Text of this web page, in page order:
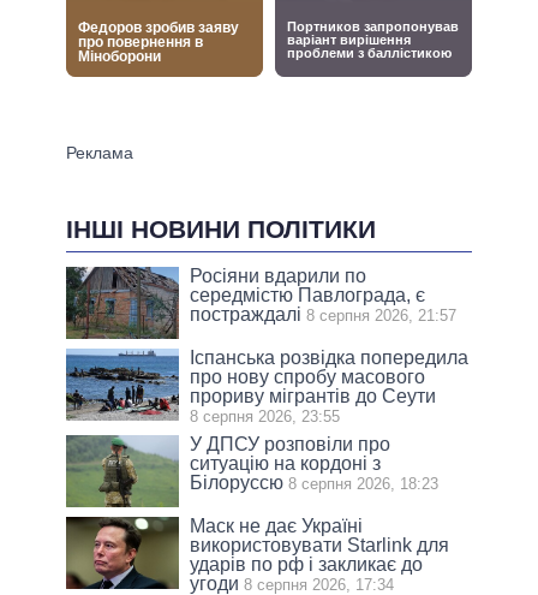
ІНШІ НОВИНИ ПОЛІТИКИ
Росіяни вдарили по
середмістю Павлограда, є
постраждалі 8 серпня 2026, 21:57
Іспанська розвідка попередила
про нову спробу масового
прориву мігрантів до Сеути
8 серпня 2026, 23:55
У ДПСУ розповіли про
ситуацію на кордоні з
Білоруссю 8 серпня 2026, 18:23
Маск не дає Україні
використовувати Starlink для
ударів по рф і закликає до
угоди 8 серпня 2026, 17:34